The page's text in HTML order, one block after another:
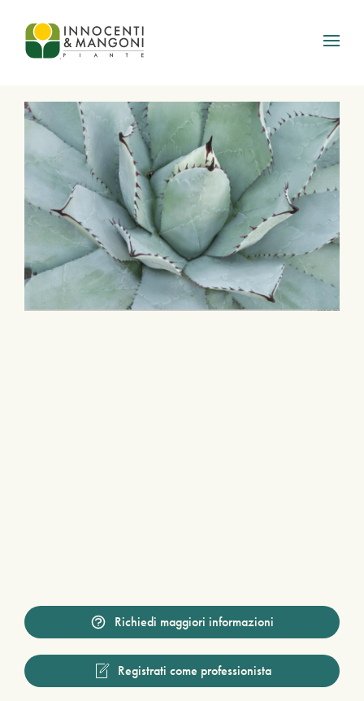
Skip to main content
Richiedi maggiori informazioni
Registrati come professionista